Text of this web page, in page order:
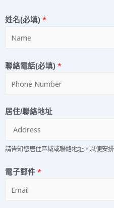
姓名(必填) *
聯絡電話(必填) *
居住/聯絡地址
請告知您居住區域或聯絡地址，以便安
電子郵件 *